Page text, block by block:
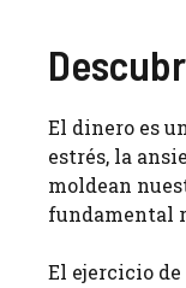
El dinero es
estrés, la
moldean
fundamental
El ejercicio